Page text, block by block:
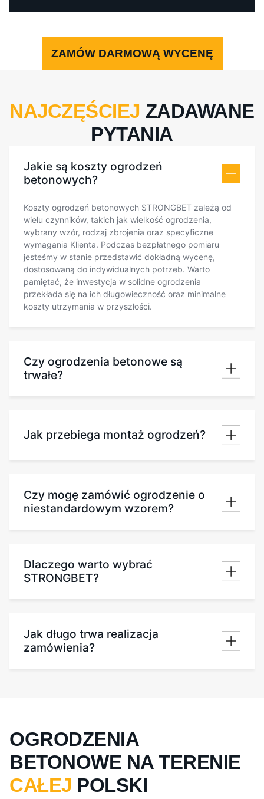
ZAMÓW DARMOWĄ WYCENĘ
NAJCZĘŚCIEJ ZADAWANE
PYTANIA
Jakie są koszty ogrodzeń
betonowych?
Koszty ogrodzeń betonowych STRONGBET zależą od
wielu czynników, takich jak wielkość ogrodzenia,
wybrany wzór, rodzaj zbrojenia oraz specyficzne
wymagania Klienta. Podczas bezpłatnego pomiaru
jesteśmy w stanie przedstawić dokładną wycenę,
dostosowaną do indywidualnych potrzeb. Warto
pamiętać, że inwestycja w solidne ogrodzenia
przekłada się na ich długowieczność oraz minimalne
koszty utrzymania w przyszłości.
Czy ogrodzenia betonowe są
trwałe?
Jak przebiega montaż ogrodzeń?
Czy mogę zamówić ogrodzenie o
niestandardowym wzorem?
Dlaczego warto wybrać
STRONGBET?
Jak długo trwa realizacja
zamówienia?
OGRODZENIA
BETONOWE NA TERENIE
CAŁEJ POLSKI